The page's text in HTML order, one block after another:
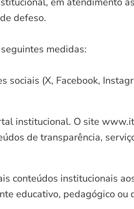
defeso.
medidas:
sociais (X, Facebook,
institucional. O site
de transparência,
conteúdos institucionais
educativo, pedagógico ou